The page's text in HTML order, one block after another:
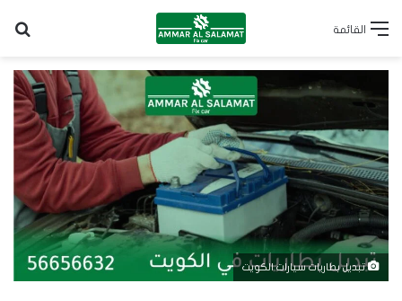
القائمة
تبديل بطاريات سيارات الكويت